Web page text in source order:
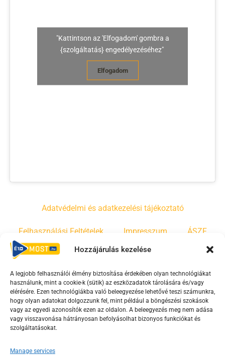
Hozzájárulás kezelése
A legjobb felhasználói élmény biztosítása érdekében olyan technológiákat
használunk, mint a cookie-k (sütik) az eszközadatok tárolására és/vagy
elérésére. Ezen technológiákba való beleegyezése lehetővé teszi számunkra,
hogy olyan adatokat dolgozzunk fel, mint például a böngészési szokások
vagy az egyedi azonosítók ezen az oldalon. A beleegyezés meg nem adása
vagy visszavonása hátrányosan befolyásolhat bizonyos funkciókat és
szolgáltatásokat.
Manage services
"Kattintson az 'Elfogadom' gombra a
{szolgáltatás} engedélyezéséhez"
Elfogadom
Adatvédelmi és adatkezelési tájékoztató
Felhasználási Feltételek Impresszum ÁSZF
Irányelvek Moderálási szabályzat
F
a
c
e
o
Y
o
u
t
b
T
i
k